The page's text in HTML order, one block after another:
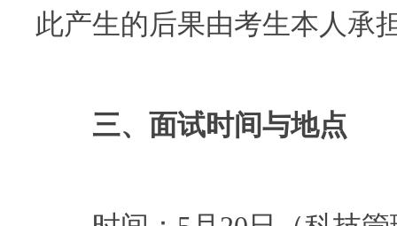
此产生的后果由考生本人承
三、面试时间与地点